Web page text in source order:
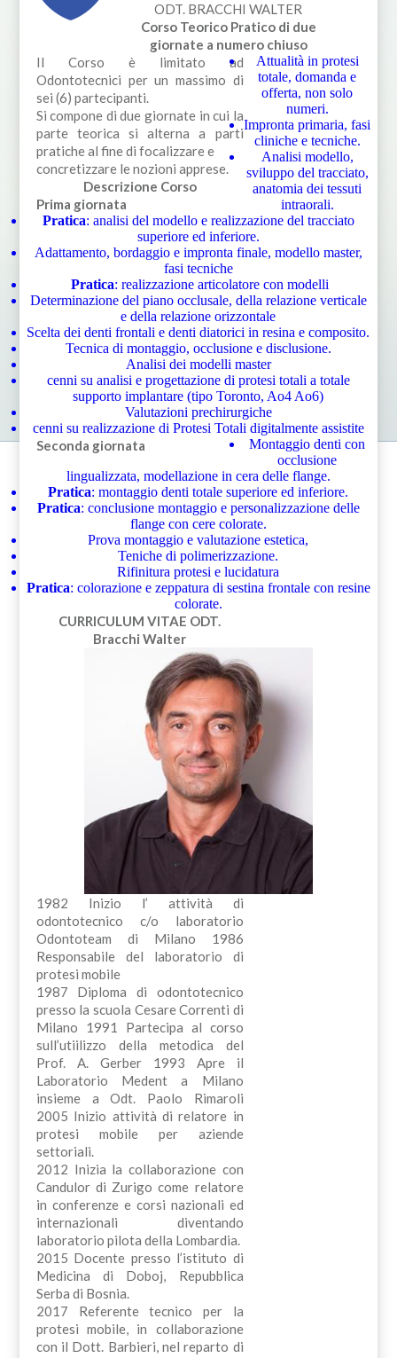
ODT. BRACCHI WALTER
Corso Teorico Pratico di due
giornate a numero chiuso
Il Corso è limitato ad
Odontotecnici per un massimo di
sei (6) partecipanti.
Si compone di due giornate in cui la
parte teorica si alterna a parti
pratiche al fine di focalizzare e
concretizzare le nozioni apprese.
Descrizione Corso
Prima giornata
Attualità in protesi
totale, domanda e
offerta, non solo
numeri.
Impronta primaria, fasi
cliniche e tecniche.
Analisi modello,
sviluppo del tracciato,
anatomia dei tessuti
intraorali.
Pratica: analisi del modello e realizzazione del tracciato
superiore ed inferiore.
Adattamento, bordaggio e impronta finale, modello master,
fasi tecniche
Pratica: realizzazione articolatore con modelli
Determinazione del piano occlusale, della relazione verticale
e della relazione orizzontale
Scelta dei denti frontali e denti diatorici in resina e composito.
Tecnica di montaggio, occlusione e disclusione.
Analisi dei modelli master
cenni su analisi e progettazione di protesi totali a totale
supporto implantare (tipo Toronto, Ao4 Ao6)
Valutazioni prechirurgiche
cenni su realizzazione di Protesi Totali digitalmente assistite
Seconda giornata
Montaggio denti con
occlusione
lingualizzata, modellazione in cera delle flange.
Pratica: montaggio denti totale superiore ed inferiore.
Pratica: conclusione montaggio e personalizzazione delle
flange con cere colorate.
Prova montaggio e valutazione estetica,
Teniche di polimerizzazione.
Rifinitura protesi e lucidatura
Pratica: colorazione e zeppatura di sestina frontale con resine
colorate.
CURRICULUM VITAE ODT.
Bracchi Walter
1982 Inizio l’ attività di
odontotecnico c/o laboratorio
Odontoteam di Milano 1986
Responsabile del laboratorio di
protesi mobile
1987 Diploma di odontotecnico
presso la scuola Cesare Correnti di
Milano 1991 Partecipa al corso
sull’utiilizzo della metodica del
Prof. A. Gerber 1993 Apre il
Laboratorio Medent a Milano
insieme a Odt. Paolo Rimaroli
2005 Inizio attività di relatore in
protesi mobile per aziende
settoriali.
2012 Inizia la collaborazione con
Candulor di Zurigo come relatore
in conferenze e corsi nazionali ed
internazionali diventando
laboratorio pilota della Lombardia.
2015 Docente presso l’istituto di
Medicina di Doboj, Repubblica
Serba di Bosnia.
2017 Referente tecnico per la
protesi mobile, in collaborazione
con il Dott. Barbieri, nel reparto di